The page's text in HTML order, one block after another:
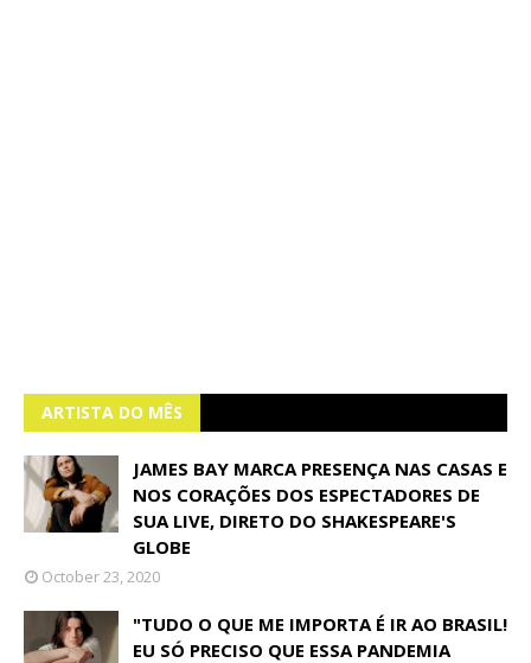
ARTISTA DO MÊS
JAMES BAY MARCA PRESENÇA NAS CASAS E
NOS CORAÇÕES DOS ESPECTADORES DE
SUA LIVE, DIRETO DO SHAKESPEARE'S
GLOBE
October 23, 2020
"TUDO O QUE ME IMPORTA É IR AO BRASIL!
EU SÓ PRECISO QUE ESSA PANDEMIA